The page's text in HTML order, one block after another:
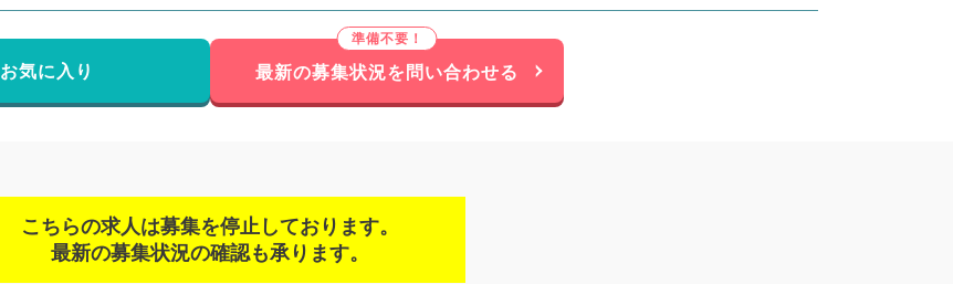
お気に入り 最新の募集状況を問い合わせる
こちらの求人は募集を停止しております。
最新の募集状況の確認も承ります。